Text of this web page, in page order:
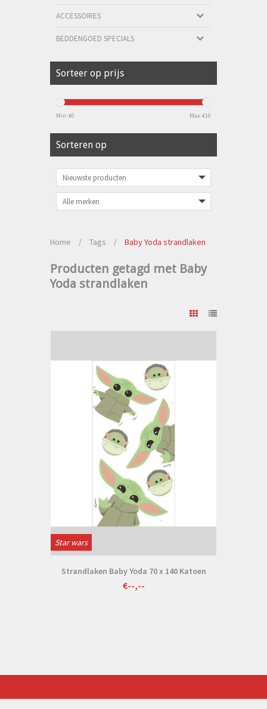
ACCESSOIRES
BEDDENGOED SPECIALS
Sorteer op prijs
Min: €0 Max: €10
Sorteren op
Home / Tags / Baby Yoda strandlaken
Producten getagd met Baby
Yoda strandlaken
Star wars
Strandlaken Baby Yoda 70 x 140 Katoen
€--,--